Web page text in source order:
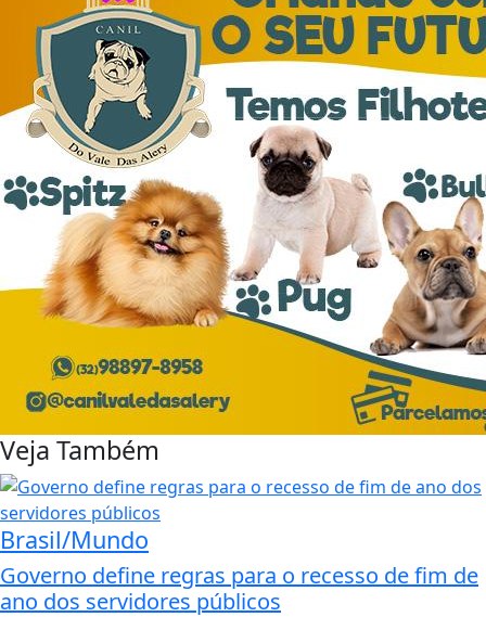
Veja Também
Brasil/Mundo
Governo define regras para o recesso de fim de
ano dos servidores públicos